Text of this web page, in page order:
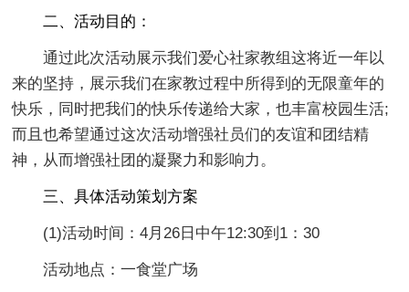
二、活动目的：
通过此次活动展示我们爱心社家教组这将近一年以
来的坚持，展示我们在家教过程中所得到的无限童年的
快乐，同时把我们的快乐传递给大家，也丰富校园生活;
而且也希望通过这次活动增强社员们的友谊和团结精
神，从而增强社团的凝聚力和影响力。
三、具体活动策划方案
(1)活动时间：4月26日中午12:30到1：30
活动地点：一食堂广场